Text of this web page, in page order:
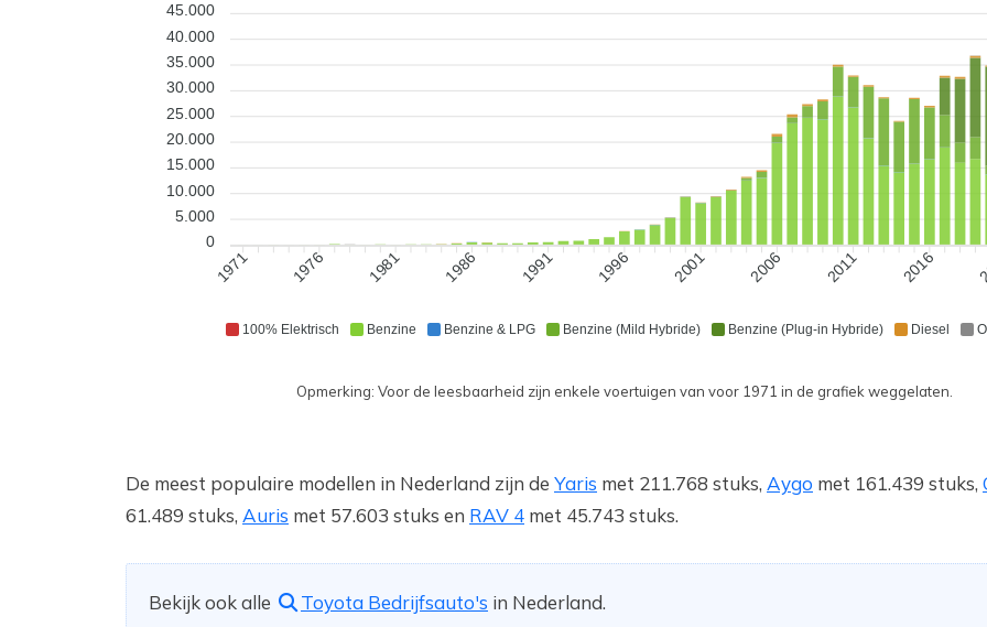
100% Elektrisch Benzine Benzine & LPG Benzine (Mild Hybride) Benzine (Plug-in Hybride) Diesel
45.000
40.000
35.000
30.000
25.000
20.000
15.000
10.000
5.000
0
1971 1976 1981 1986 1991 1996 2001 2006 2011 2016
Opmerking: Voor de leesbaarheid zijn enkele voertuigen van voor 1971 in de grafiek weggelaten.
De meest populaire modellen in Nederland zijn de Yaris met 211.768 stuks, Aygo met 161.439 stuks,
61.489 stuks, Auris met 57.603 stuks en RAV 4 met 45.743 stuks.
Bekijk ook alle Toyota Bedrijfsauto's in Nederland.